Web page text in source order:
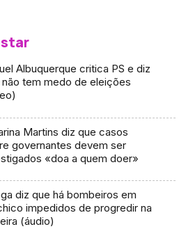
Albuquerque critica PS e diz
não tem medo de eleições
Martins diz que casos
governantes devem ser
«doa a quem doer»
diz que há bombeiros em
impedidos de progredir na
(áudio)